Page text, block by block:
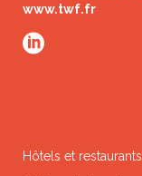
www.twf.fr
Hôtels et restaurants